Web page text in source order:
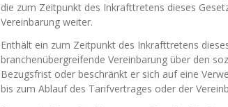
die zum Zeitpunkt des Inkrafttretens dieses
Vereinbarung weiter.
Enthält ein zum Zeitpunkt des Inkrafttretens
branchenübergreifende Vereinbarung über den
Bezugsfrist oder beschränkt er sich auf eine
bis zum Ablauf des Tarifvertrages oder der